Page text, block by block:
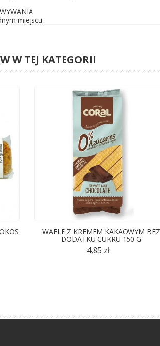
miejscu
W TEJ KATEGORII
WAFLE Z KREMEM KAKAOWYM BEZ
DODATKU CUKRU 150 G
4,85 zł